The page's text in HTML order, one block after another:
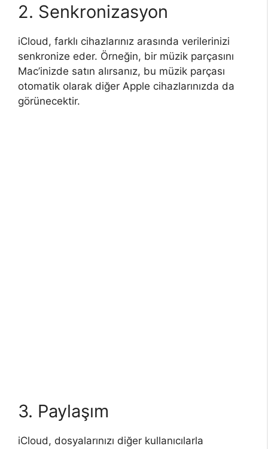
2. Senkronizasyon
iCloud, farklı cihazlarınız arasında verilerinizi
senkronize eder. Örneğin, bir müzik parçasını
Mac’inizde satın alırsanız, bu müzik parçası
otomatik olarak diğer Apple cihazlarınızda da
görünecektir.
3. Paylaşım
iCloud, dosyalarınızı diğer kullanıcılarla